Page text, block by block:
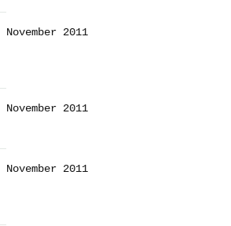
November 2011
November 2011
November 2011